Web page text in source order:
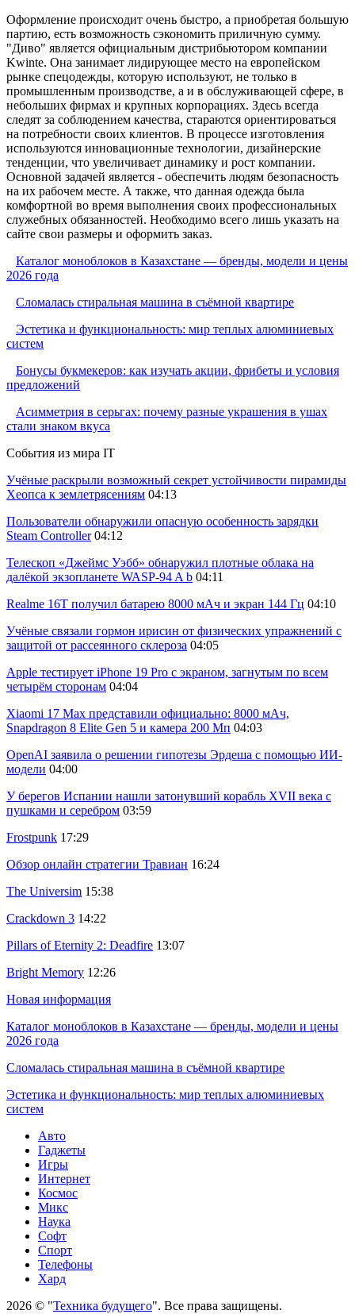
Оформление происходит очень быстро, а приобретая большую
партию, есть возможность сэкономить приличную сумму.
"Диво" является официальным дистрибьютором компании
Kwinte. Она занимает лидирующее место на европейском
рынке спецодежды, которую используют, не только в
промышленным производстве, а и в обслуживающей сфере, в
небольших фирмах и крупных корпорациях. Здесь всегда
следят за соблюдением качества, стараются ориентироваться
на потребности своих клиентов. В процессе изготовления
используются инновационные технологии, дизайнерские
тенденции, что увеличивает динамику и рост компании.
Основной задачей является - обеспечить людям безопасность
на их рабочем месте. А также, что данная одежда была
комфортной во время выполнения своих профессиональных
служебных обязанностей. Необходимо всего лишь указать на
сайте свои размеры и оформить заказ.
Каталог моноблоков в Казахстане — бренды, модели и цены
2026 года
Сломалась стиральная машина в съёмной квартире
Эстетика и функциональность: мир теплых алюминиевых
систем
Бонусы букмекеров: как изучать акции, фрибеты и условия
предложений
Асимметрия в серьгах: почему разные украшения в ушах
стали знаком вкуса
События из мира IT
Учёные раскрыли возможный секрет устойчивости пирамиды
Хеопса к землетрясениям 04:13
Пользователи обнаружили опасную особенность зарядки
Steam Controller 04:12
Телескоп «Джеймс Уэбб» обнаружил плотные облака на
далёкой экзопланете WASP-94 A b 04:11
Realme 16T получил батарею 8000 мАч и экран 144 Гц 04:10
Учёные связали гормон ирисин от физических упражнений с
защитой от рассеянного склероза 04:05
Apple тестирует iPhone 19 Pro с экраном, загнутым по всем
четырём сторонам 04:04
Xiaomi 17 Max представили официально: 8000 мАч,
Snapdragon 8 Elite Gen 5 и камера 200 Мп 04:03
OpenAI заявила о решении гипотезы Эрдеша с помощью ИИ-
модели 04:00
У берегов Испании нашли затонувший корабль XVII века с
пушками и серебром 03:59
Frostpunk 17:29
Обзор онлайн стратегии Травиан 16:24
The Universim 15:38
Crackdown 3 14:22
Pillars of Eternity 2: Deadfire 13:07
Bright Memory 12:26
Новая информация
Каталог моноблоков в Казахстане — бренды, модели и цены
2026 года
Сломалась стиральная машина в съёмной квартире
Эстетика и функциональность: мир теплых алюминиевых
систем
Авто
Гаджеты
Игры
Интернет
Космос
Микс
Наука
Софт
Спорт
Телефоны
Хард
2026 © "Техника будущего". Все права защищены.